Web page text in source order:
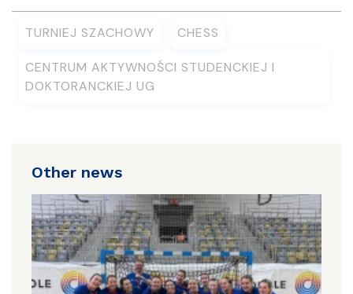
TURNIEJ SZACHOWY CHESS
CENTRUM AKTYWNOŚCI STUDENCKIEJ I
DOKTORANCKIEJ UG
Other news